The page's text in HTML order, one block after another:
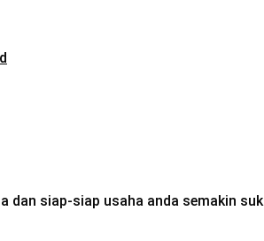
siap-siap usaha anda semakin